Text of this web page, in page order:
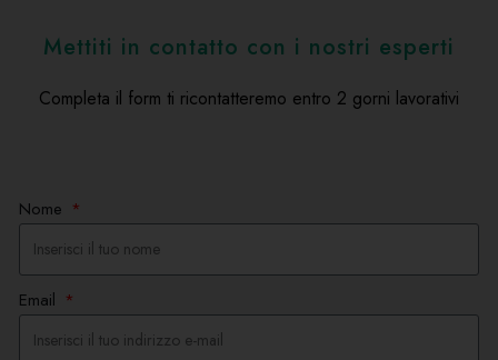
Mettiti in contatto con i nostri esperti
Completa il form ti ricontatteremo entro 2 gorni lavorativi
Nome
Email